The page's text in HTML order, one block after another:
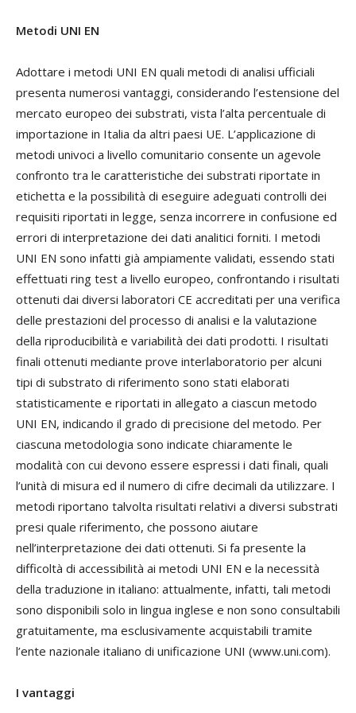
Metodi UNI EN
Adottare i metodi UNI EN quali metodi di analisi ufficiali
presenta numerosi vantaggi, considerando l’estensione del
mercato europeo dei substrati, vista l’alta percentuale di
importazione in Italia da altri paesi UE. L’applicazione di
metodi univoci a livello comunitario consente un agevole
confronto tra le caratteristiche dei substrati riportate in
etichetta e la possibilità di eseguire adeguati controlli dei
requisiti riportati in legge, senza incorrere in confusione ed
errori di interpretazione dei dati analitici forniti. I metodi
UNI EN sono infatti già ampiamente validati, essendo stati
effettuati ring test a livello europeo, confrontando i risultati
ottenuti dai diversi laboratori CE accreditati per una verifica
delle prestazioni del processo di analisi e la valutazione
della riproducibilità e variabilità dei dati prodotti. I risultati
finali ottenuti mediante prove interlaboratorio per alcuni
tipi di substrato di riferimento sono stati elaborati
statisticamente e riportati in allegato a ciascun metodo
UNI EN, indicando il grado di precisione del metodo. Per
ciascuna metodologia sono indicate chiaramente le
modalità con cui devono essere espressi i dati finali, quali
l’unità di misura ed il numero di cifre decimali da utilizzare. I
metodi riportano talvolta risultati relativi a diversi substrati
presi quale riferimento, che possono aiutare
nell’interpretazione dei dati ottenuti. Si fa presente la
difficoltà di accessibilità ai metodi UNI EN e la necessità
della traduzione in italiano: attualmente, infatti, tali metodi
sono disponibili solo in lingua inglese e non sono consultabili
gratuitamente, ma esclusivamente acquistabili tramite
l’ente nazionale italiano di unificazione UNI (www.uni.com).
I vantaggi